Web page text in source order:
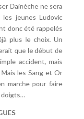
Dainèche ne sera
jeunes Ludovic
donc été rappelés
plus le choix. Un
que le début de
accident, mais
les Sang et Or
marche pour faire
doigts…